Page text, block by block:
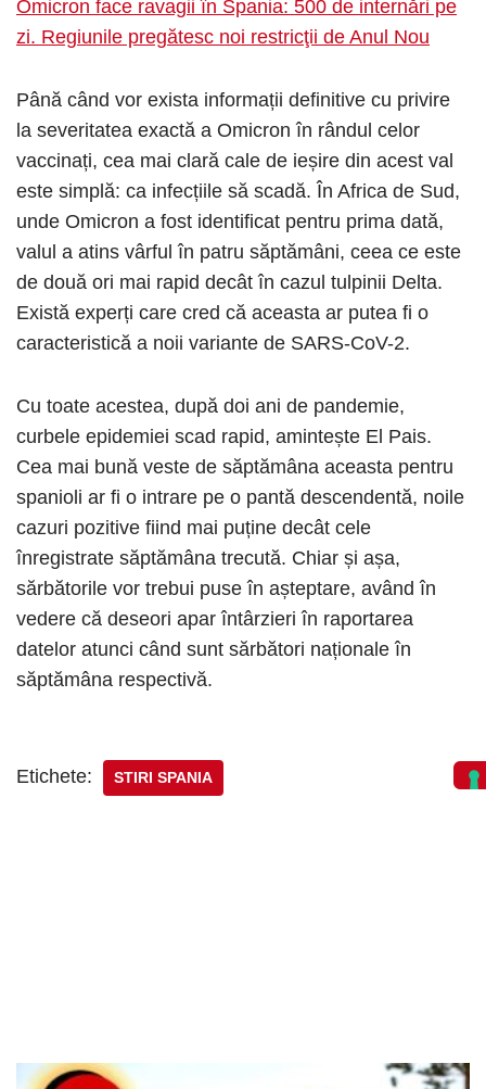
Omicron face ravagii în Spania: 500 de internări pe
zi. Regiunile pregătesc noi restricţii de Anul Nou
Până când vor exista informații definitive cu privire
la severitatea exactă a Omicron în rândul celor
vaccinați, cea mai clară cale de ieșire din acest val
este simplă: ca infecțiile să scadă. În Africa de Sud,
unde Omicron a fost identificat pentru prima dată,
valul a atins vârful în patru săptămâni, ceea ce este
de două ori mai rapid decât în ​​cazul tulpinii Delta.
Există experți care cred că aceasta ar putea fi o
caracteristică a noii variante de SARS-CoV-2.
Cu toate acestea, după doi ani de pandemie,
curbele epidemiei scad rapid, amintește El Pais.
Cea mai bună veste de săptămâna aceasta pentru
spanioli ar fi o intrare pe o pantă descendentă, noile
cazuri pozitive fiind mai puține decât cele
înregistrate săptămâna trecută. Chiar și așa,
sărbătorile vor trebui puse în așteptare, având în
vedere că deseori apar întârzieri în raportarea
datelor atunci când sunt sărbători naționale în
săptămâna respectivă.
Etichete: STIRI SPANIA